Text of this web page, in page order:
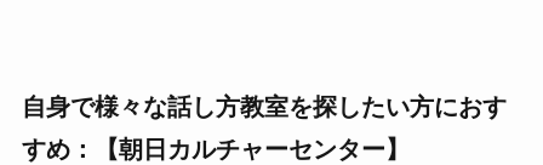
自身で様々な話し方教室を探したい方におす
すめ：【朝日カルチャーセンター】